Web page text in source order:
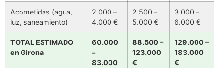
Acometidas (agua,
luz, saneamiento)
2.000 –
4.000 €
2.500 –
5.000 €
3.000 –
6.000 €
TOTAL ESTIMADO
en Girona
60.000
–
83.000
88.500 –
123.000
€
129.000 –
183.000
€